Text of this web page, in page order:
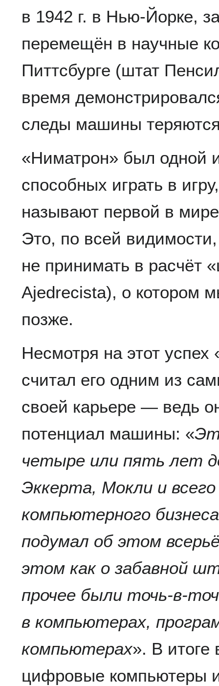
в 1942 г. в Нью-Йорке,
перемещён в научные
Питтсбурге (штат
время
следы машины
«Ниматрон» был одной
способных играть в
называют первой в
Это, по всей
не принимать в расчёт
Ajedrecista), о котором
позже.
Несмотря на этот
считал его одним из
своей карьере — ведь
потенциал машины: «
четыре или пять лет
Эккерта, Мокли и
компьютерного
подумал об этом
этом как о забавной
прочее были точь-в-
в компьютерах,
компьютерах». В итоге
цифровые компьютеры